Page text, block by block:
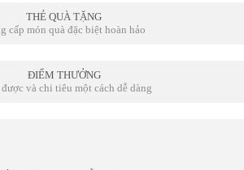
THẺ QUÀ TẶNG
cấp món quà đặc biệt hoàn hảo
ĐIỂM THƯỞNG
và chi tiêu một cách dễ dàng